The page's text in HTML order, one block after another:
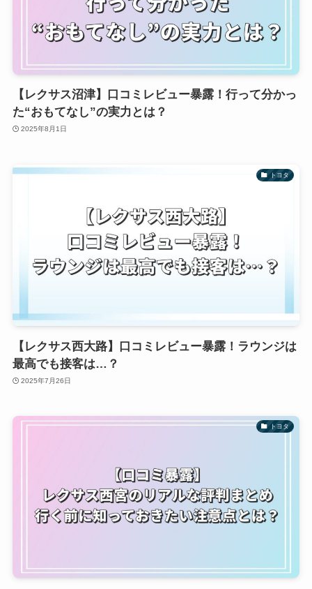
【レクサス沼津】口コミレビュー暴露！行って分かっ
た“おもてなし”の実力とは？
2025年8月1日
トヨタ
【レクサス西大路】口コミレビュー暴露！ラウンジは
最高でも接客は…？
2025年7月26日
トヨタ